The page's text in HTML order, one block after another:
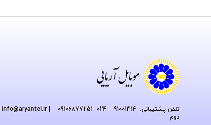
تلفن پشتیبانی: 91001314 – 024 09106877251 | info
@aryantel.ir
دوم